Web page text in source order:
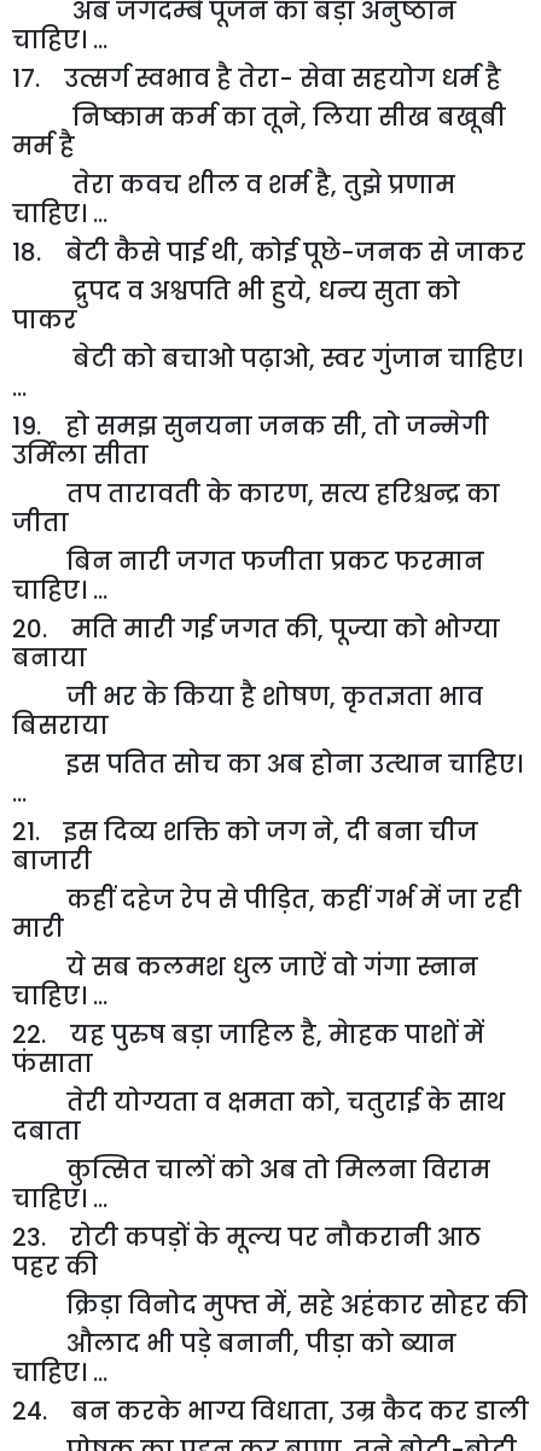
अब जगदम्बे पूजन का बड़ा अनुष्ठान
चाहिए। ...
17. उत्सर्ग स्वभाव है तेरा- सेवा सहयोग धर्म है
निष्काम कर्म का तूने, लिया सीख बखूबी
मर्म है
तेरा कवच शील व शर्म है, तुझे प्रणाम
चाहिए। ...
18. बेटी कैसे पाई थी, कोई पूछे-जनक से जाकर
द्रुपद व अश्वपति भी हुये, धन्य सुता को
पाकर
बेटी को बचाओ पढ़ाओ, स्वर गुंजान चाहिए।
...
19. हो समझ सुनयना जनक सी, तो जन्मेगी
उर्मिला सीता
तप तारावती के कारण, सत्य हरिश्चन्द्र का
जीता
बिन नारी जगत फजीता प्रकट फरमान
चाहिए। ...
20. मति मारी गई जगत की, पूज्या को भोग्या
बनाया
जी भर के किया है शोषण, कृतज्ञता भाव
बिसराया
इस पतित सोच का अब होना उत्थान चाहिए।
...
21. इस दिव्य शक्ति को जग ने, दी बना चीज
बाजारी
कहीं दहेज रेप से पीड़ित, कहीं गर्भ में जा रही
मारी
ये सब कलमश धुल जाऐं वो गंगा स्नान
चाहिए। ...
22. यह पुरुष बड़ा जाहिल है, मेाहक पाशों में
फंसाता
तेरी योग्यता व क्षमता को, चतुराई के साथ
दबाता
कुत्सित चालों को अब तो मिलना विराम
चाहिए। ...
23. रोटी कपड़ों के मूल्य पर नौकरानी आठ
पहर की
क्रिड़ा विनोद मुफ्त में, सहे अहंकार सोहर की
औलाद भी पड़े बनानी, पीड़ा को ब्यान
चाहिए। ...
24. बन करके भाग्य विधाता, उम्र कैद कर डाली